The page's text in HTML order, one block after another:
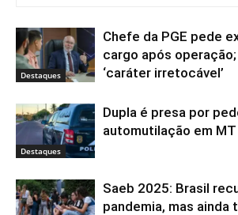
Destaques
Chefe da PGE pede
cargo após
‘caráter irretocável’
Destaques
Dupla é presa por
automutilação em MT
Saeb 2025: Brasil
pandemia, mas ainda